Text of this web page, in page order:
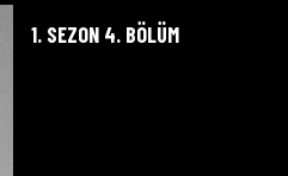
1. SEZON 4. BÖLÜM